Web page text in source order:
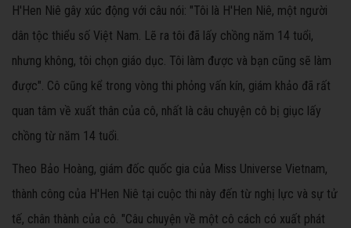
H'Hen Niê gây xúc động với câu nói: "Tôi là H'Hen Niê, một người
dân tộc thiểu số Việt Nam. Lẽ ra tôi đã lấy chồng năm 14 tuổi,
nhưng không, tôi chọn giáo dục. Tôi làm được và bạn cũng sẽ làm
được". Cô cũng kể trong vòng thi phỏng vấn kín, giám khảo đã rất
quan tâm về xuất thân của cô, nhất là câu chuyện cô bị giục lấy
chồng từ năm 14 tuổi.
Theo Bảo Hoàng, giám đốc quốc gia của Miss Universe Vietnam,
thành công của H'Hen Niê tại cuộc thi này đến từ nghị lực và sự tử
tế, chân thành của cô. "Câu chuyện về một cô cách có xuất phát